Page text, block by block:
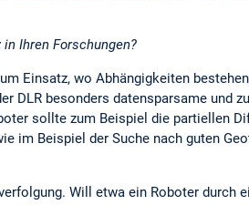
Ihren Forschungen?
Einsatz, wo Abhängigkeiten
DLR besonders datensparsame und
sollte zum Beispiel die partiellen
im Beispiel der Suche nach guten
Will etwa ein Roboter